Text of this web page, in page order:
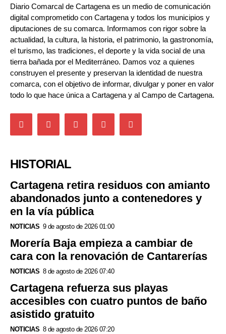
Diario Comarcal de Cartagena es un medio de comunicación
digital comprometido con Cartagena y todos los municipios y
diputaciones de su comarca. Informamos con rigor sobre la
actualidad, la cultura, la historia, el patrimonio, la gastronomía,
el turismo, las tradiciones, el deporte y la vida social de una
tierra bañada por el Mediterráneo. Damos voz a quienes
construyen el presente y preservan la identidad de nuestra
comarca, con el objetivo de informar, divulgar y poner en valor
todo lo que hace única a Cartagena y al Campo de Cartagena.
HISTORIAL
Cartagena retira residuos con amianto
abandonados junto a contenedores y
en la vía pública
NOTICIAS 9 de agosto de 2026 01:00
Morería Baja empieza a cambiar de
cara con la renovación de Cantarerías
NOTICIAS 8 de agosto de 2026 07:40
Cartagena refuerza sus playas
accesibles con cuatro puntos de baño
asistido gratuito
NOTICIAS 8 de agosto de 2026 07:20